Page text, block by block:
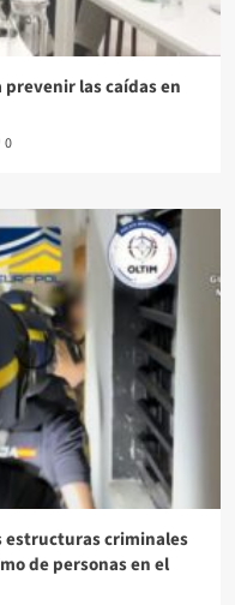
las caídas en
0
estructuras criminales
de personas en el